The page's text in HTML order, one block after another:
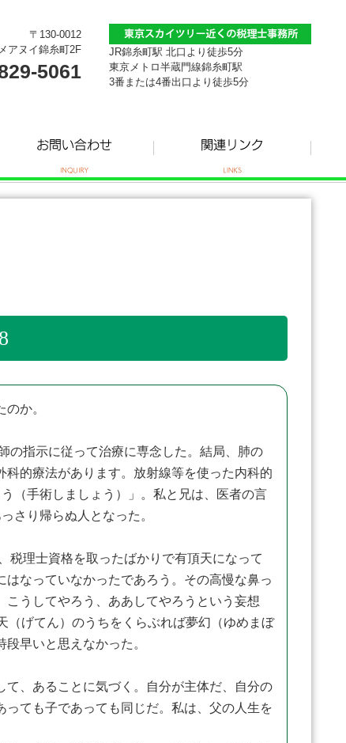
〒130-0012
アヌイ錦糸町2F
5061
JR錦糸町駅 北口より徒歩5分
東京メトロ半蔵門線錦糸町駅
3番または4番出口より徒歩5分
か。
の指示に従って治療に専念した。結局、肺の
的療法があります。放射線等を使った内科的
（手術しましょう）」。私と兄は、医者の言
さり帰らぬ人となった。
理士資格を取ったばかりで有頂天になって
なっていなかったであろう。その高慢な鼻っ
うしてやろう、ああしてやろうという妄想
（げてん）のうちをくらぶれば夢幻（ゆめまぼ
早いと思えなかった。
、あることに気づく。自分が主体だ、自分の
ても子であっても同じだ。私は、父の人生を